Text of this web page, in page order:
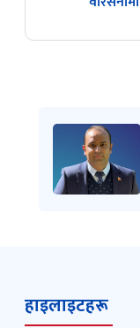
हाइलाइटहरू